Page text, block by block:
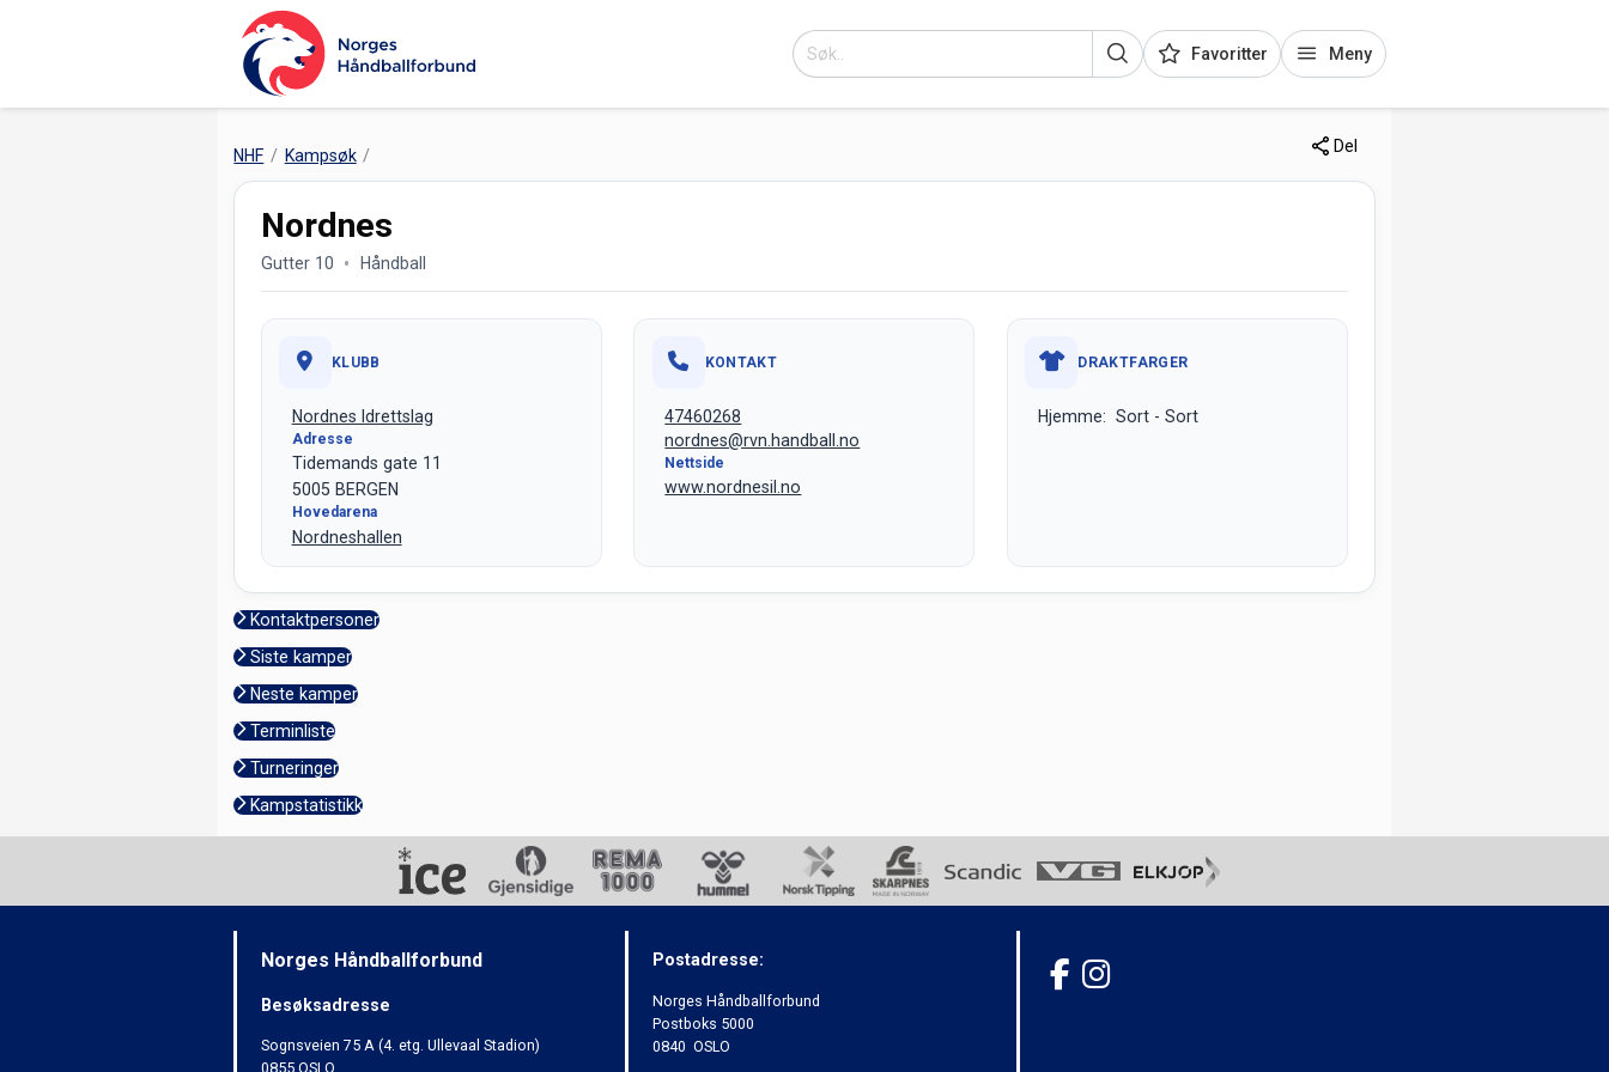
Favoritter Meny
NHF Kampsøk Del
Nordnes
Gutter 10 Håndball
KLUBB
Nordnes Idrettslag
Adresse
Tidemands gate 11
5005 BERGEN
Hovedarena
Nordneshallen
KONTAKT
47460268
nordnes@rvn.handball.no
Nettside
www.nordnesil.no
DRAKTFARGER
Hjemme: Sort - Sort
Kontaktpersoner
Siste kamper
Neste kamper
Terminliste
Turneringer
Kampstatistikk
Norges Håndballforbund
Besøksadresse
Sognsveien 75 A (4. etg. Ullevaal Stadion)
0855 OSLO
Postadresse:
Norges Håndballforbund
Postboks 5000
0840 OSLO